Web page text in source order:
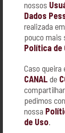
nossos
Dados
realizada
pouco mais
Política de
Caso
CANALde
pedimos
nossa
de Uso.
O
da
02
Mar